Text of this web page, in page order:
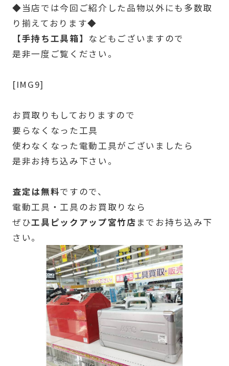
◆当店では今回ご紹介した品物以外にも多数取
り揃えております◆
【手持ち工具箱】 などもございますので
是非一度ご覧ください。
[IMG9]
お買取りもしておりますので
要らなくなった工具
使わなくなった電動工具がございましたら
是非お持ち込み下さい。
査定は無料ですので、
電動工具・工具のお買取りなら
ぜひ工具ピックアップ宮竹店 までお持ち込み下
さい。